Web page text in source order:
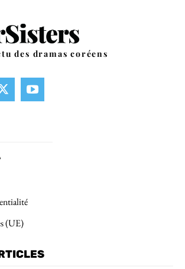
des dramas coréens
(UE)